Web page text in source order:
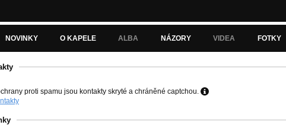
NOVINKY O KAPELE ALBA NÁZORY VIDEA FOTKY
proti spamu jsou kontakty skryté a chráněné captchou.